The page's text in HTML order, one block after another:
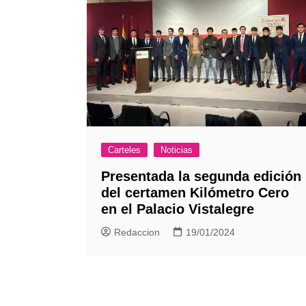
Carteles Noticias
Presentada la segunda edición
del certamen Kilómetro Cero
en el Palacio Vistalegre
Redaccion 19/01/2024